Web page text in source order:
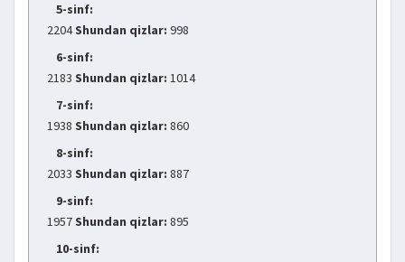
5-sinf:
2204Shundan qizlar: 998
6-sinf:
2183 Shundan qizlar: 1014
7-sinf:
1938 Shundan qizlar: 860
8-sinf:
2033 Shundan qizlar: 887
9-sinf:
1957Shundan qizlar: 895
10-sinf: